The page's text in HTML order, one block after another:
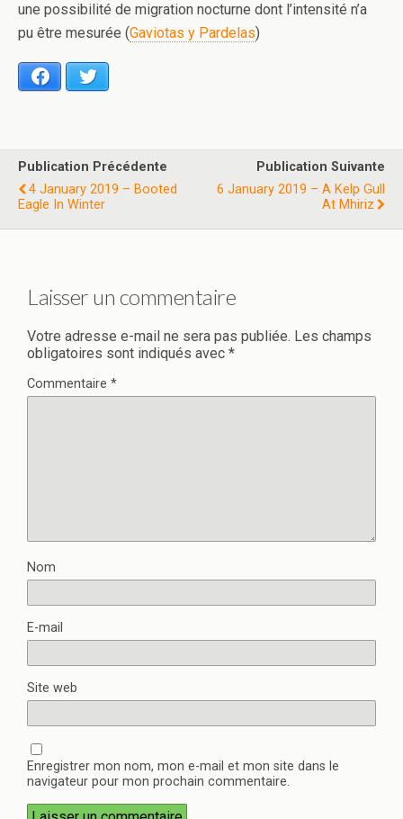
une possibilité de migration nocturne dont l’intensité n’a
pu être mesurée (Gaviotas y Pardelas)
Facebook
Publication Précédente
4 January 2019 – Booted
Eagle In Winter
Publication Suivante
6 January 2019 – A Kelp Gull
At Mhiriz
Laisser un commentaire
Votre adresse e-mail ne sera pas publiée. Les champs
obligatoires sont indiqués avec *
Commentaire *
Nom
E-mail
Site web
Enregistrer mon nom, mon e-mail et mon site dans le
navigateur pour mon prochain commentaire.